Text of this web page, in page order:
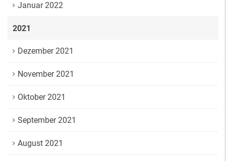
Januar 2022
2021
Dezember 2021
November 2021
Oktober 2021
September 2021
August 2021